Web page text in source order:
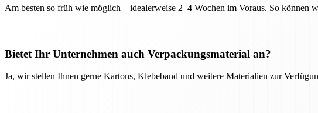
Am besten so früh wie möglich – idealerweise 2–4 Wochen im Voraus. So können
Bietet Ihr Unternehmen auch Verpackungsmaterial an?
Ja, wir stellen Ihnen gerne Kartons, Klebeband und weitere Materialien zur